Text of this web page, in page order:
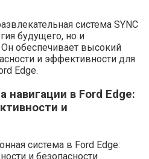
система SYNC
будущего, но и
обеспечивает высокий
и эффективности для
Edge.
навигации в Ford Edge:
и